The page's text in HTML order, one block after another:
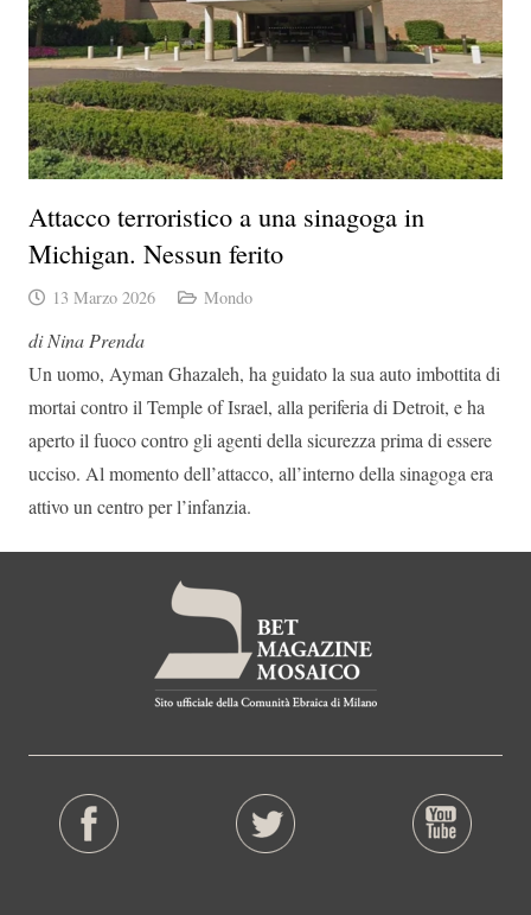
Attacco terroristico a una sinagoga in
Michigan. Nessun ferito
13 Marzo 2026 Mondo
di Nina Prenda
Un uomo, Ayman Ghazaleh, ha guidato la sua auto imbottita di
mortai contro il Temple of Israel, alla periferia di Detroit, e ha
aperto il fuoco contro gli agenti della sicurezza prima di essere
ucciso. Al momento dell’attacco, all’interno della sinagoga era
attivo un centro per l’infanzia.